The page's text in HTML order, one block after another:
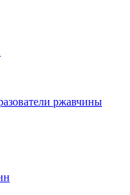
ржавчины